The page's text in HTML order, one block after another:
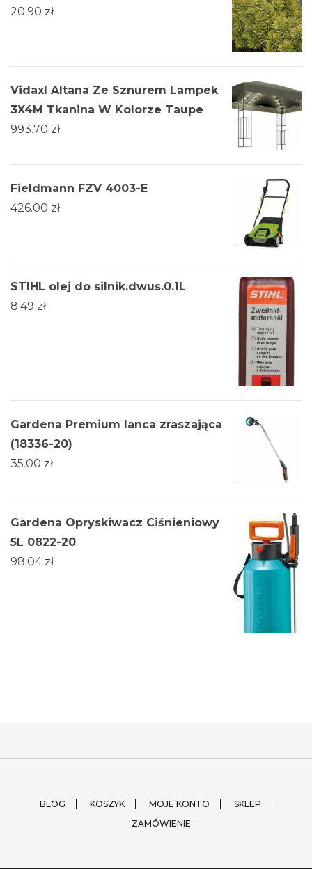
20.90 zł
Vidaxl Altana Ze Sznurem Lampek
3X4M Tkanina W Kolorze Taupe
993.70 zł
Fieldmann FZV 4003-E
426.00 zł
STIHL olej do silnik.dwus.0.1L
8.49 zł
Gardena Premium lanca zraszająca
(18336-20)
35.00 zł
Gardena Opryskiwacz Ciśnieniowy
5L 0822-20
98.04 zł
BLOG KOSZYK MOJE KONTO
SKLEP
ZAMÓWIENIE